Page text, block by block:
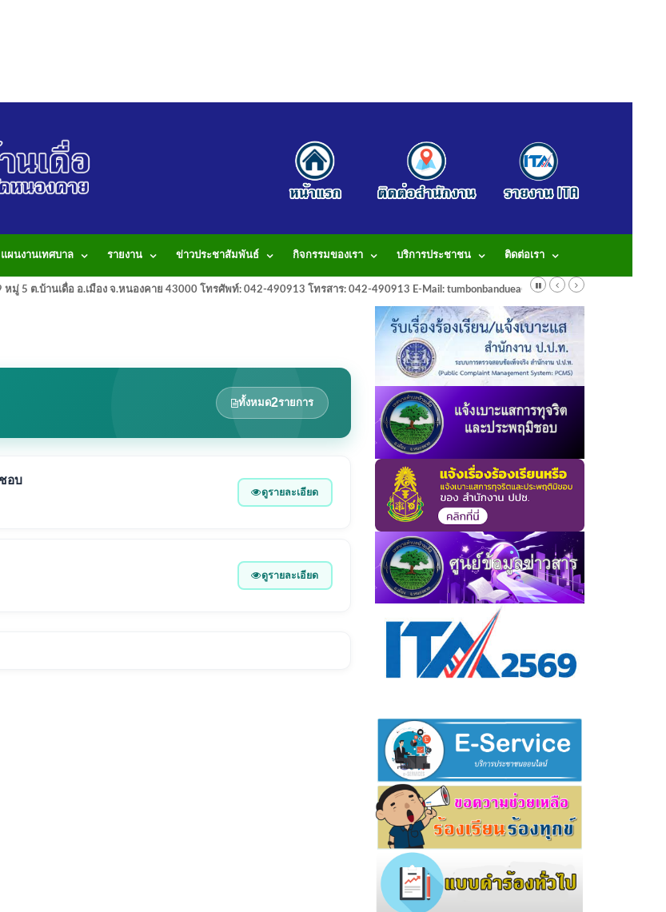
แผนงานเทศบาล รายงาน ข่าวประชาสัมพันธ์ กิจกรรมของเรา บริการประชาชน ติดต่อเรา
หมู่ 5 ต.บ้านเดื่อ อ.เมือง จ.หนองคาย 43000 โทรศัพท์: 042-490913 โทรสาร: 042-490913 E-Mail: tumbonbanduea@gmail.com
ทั้งหมด2รายการ
อบ
ดูรายละเอียด
ดูรายละเอียด